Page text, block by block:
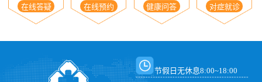
在线答疑 在线预约 健康问答 对症就诊
节假日无休息8:00~18:00